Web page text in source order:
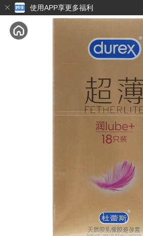
使用APP享更多福利